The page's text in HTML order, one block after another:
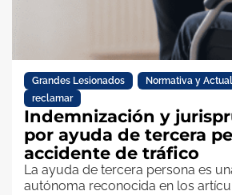
Grandes Lesionados Normativa y
reclamar
Indemnización y
por ayuda de tercera
accidente de tráfico
La ayuda de tercera persona es
autónoma reconocida en los